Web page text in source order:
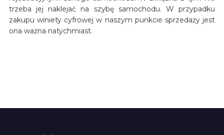
trzeba jej naklejać na szybę samochodu. W przypadku
zakupu winiety cyfrowej w naszym punkcie sprzedaży jest
ona ważna natychmiast.